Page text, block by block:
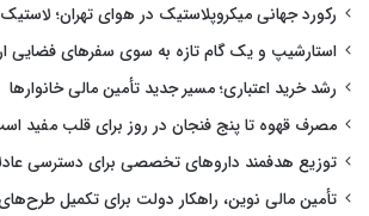
رکورد جهانی میکروپلاستیک در هوای تهران؛
استارشیپ و یک گام تازه به سوی سفرهای فضایی
رشد خرید اعتباری؛ مسیر جدید تأمین مالی خانوارها
مصرف قهوه تا پنج فنجان در روز برای قلب مفید
توزیع هدفمند داروهای تخصصی برای دسترسی
تأمین مالی نوین، راهکار دولت برای تکمیل